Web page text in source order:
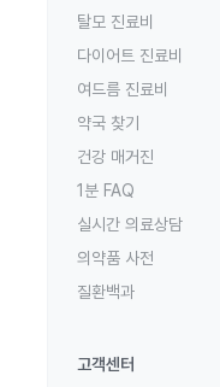
탈모 진료비
다이어트 진료비
여드름 진료비
약국 찾기
건강 매거진
1분 FAQ
실시간 의료상담
의약품 사전
질환백과
고객센터